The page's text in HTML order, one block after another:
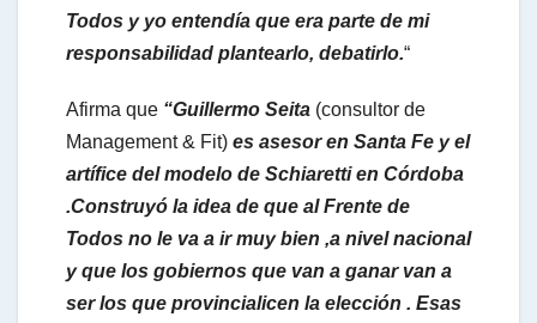
Todos y yo entendía que era parte de mi
responsabilidad plantearlo, debatirlo.“
Afirma que “Guillermo Seita (consultor de
Management & Fit) es asesor en Santa Fe y el
artífice del modelo de Schiaretti en Córdoba
.Construyó la idea de que al Frente de
Todos no le va a ir muy bien ,a nivel nacional
y que los gobiernos que van a ganar van a
ser los que provincialicen la elección . Esas